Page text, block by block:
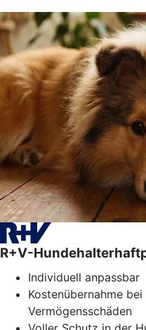
R+V-
Individuell anpassbar
Kostenübernahme
Vermögensschäden